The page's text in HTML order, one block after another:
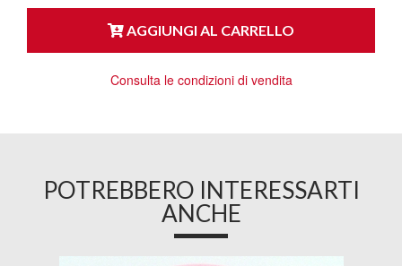
AGGIUNGI AL CARRELLO
Consulta le condizioni di vendita
POTREBBERO INTERESSARTI
ANCHE